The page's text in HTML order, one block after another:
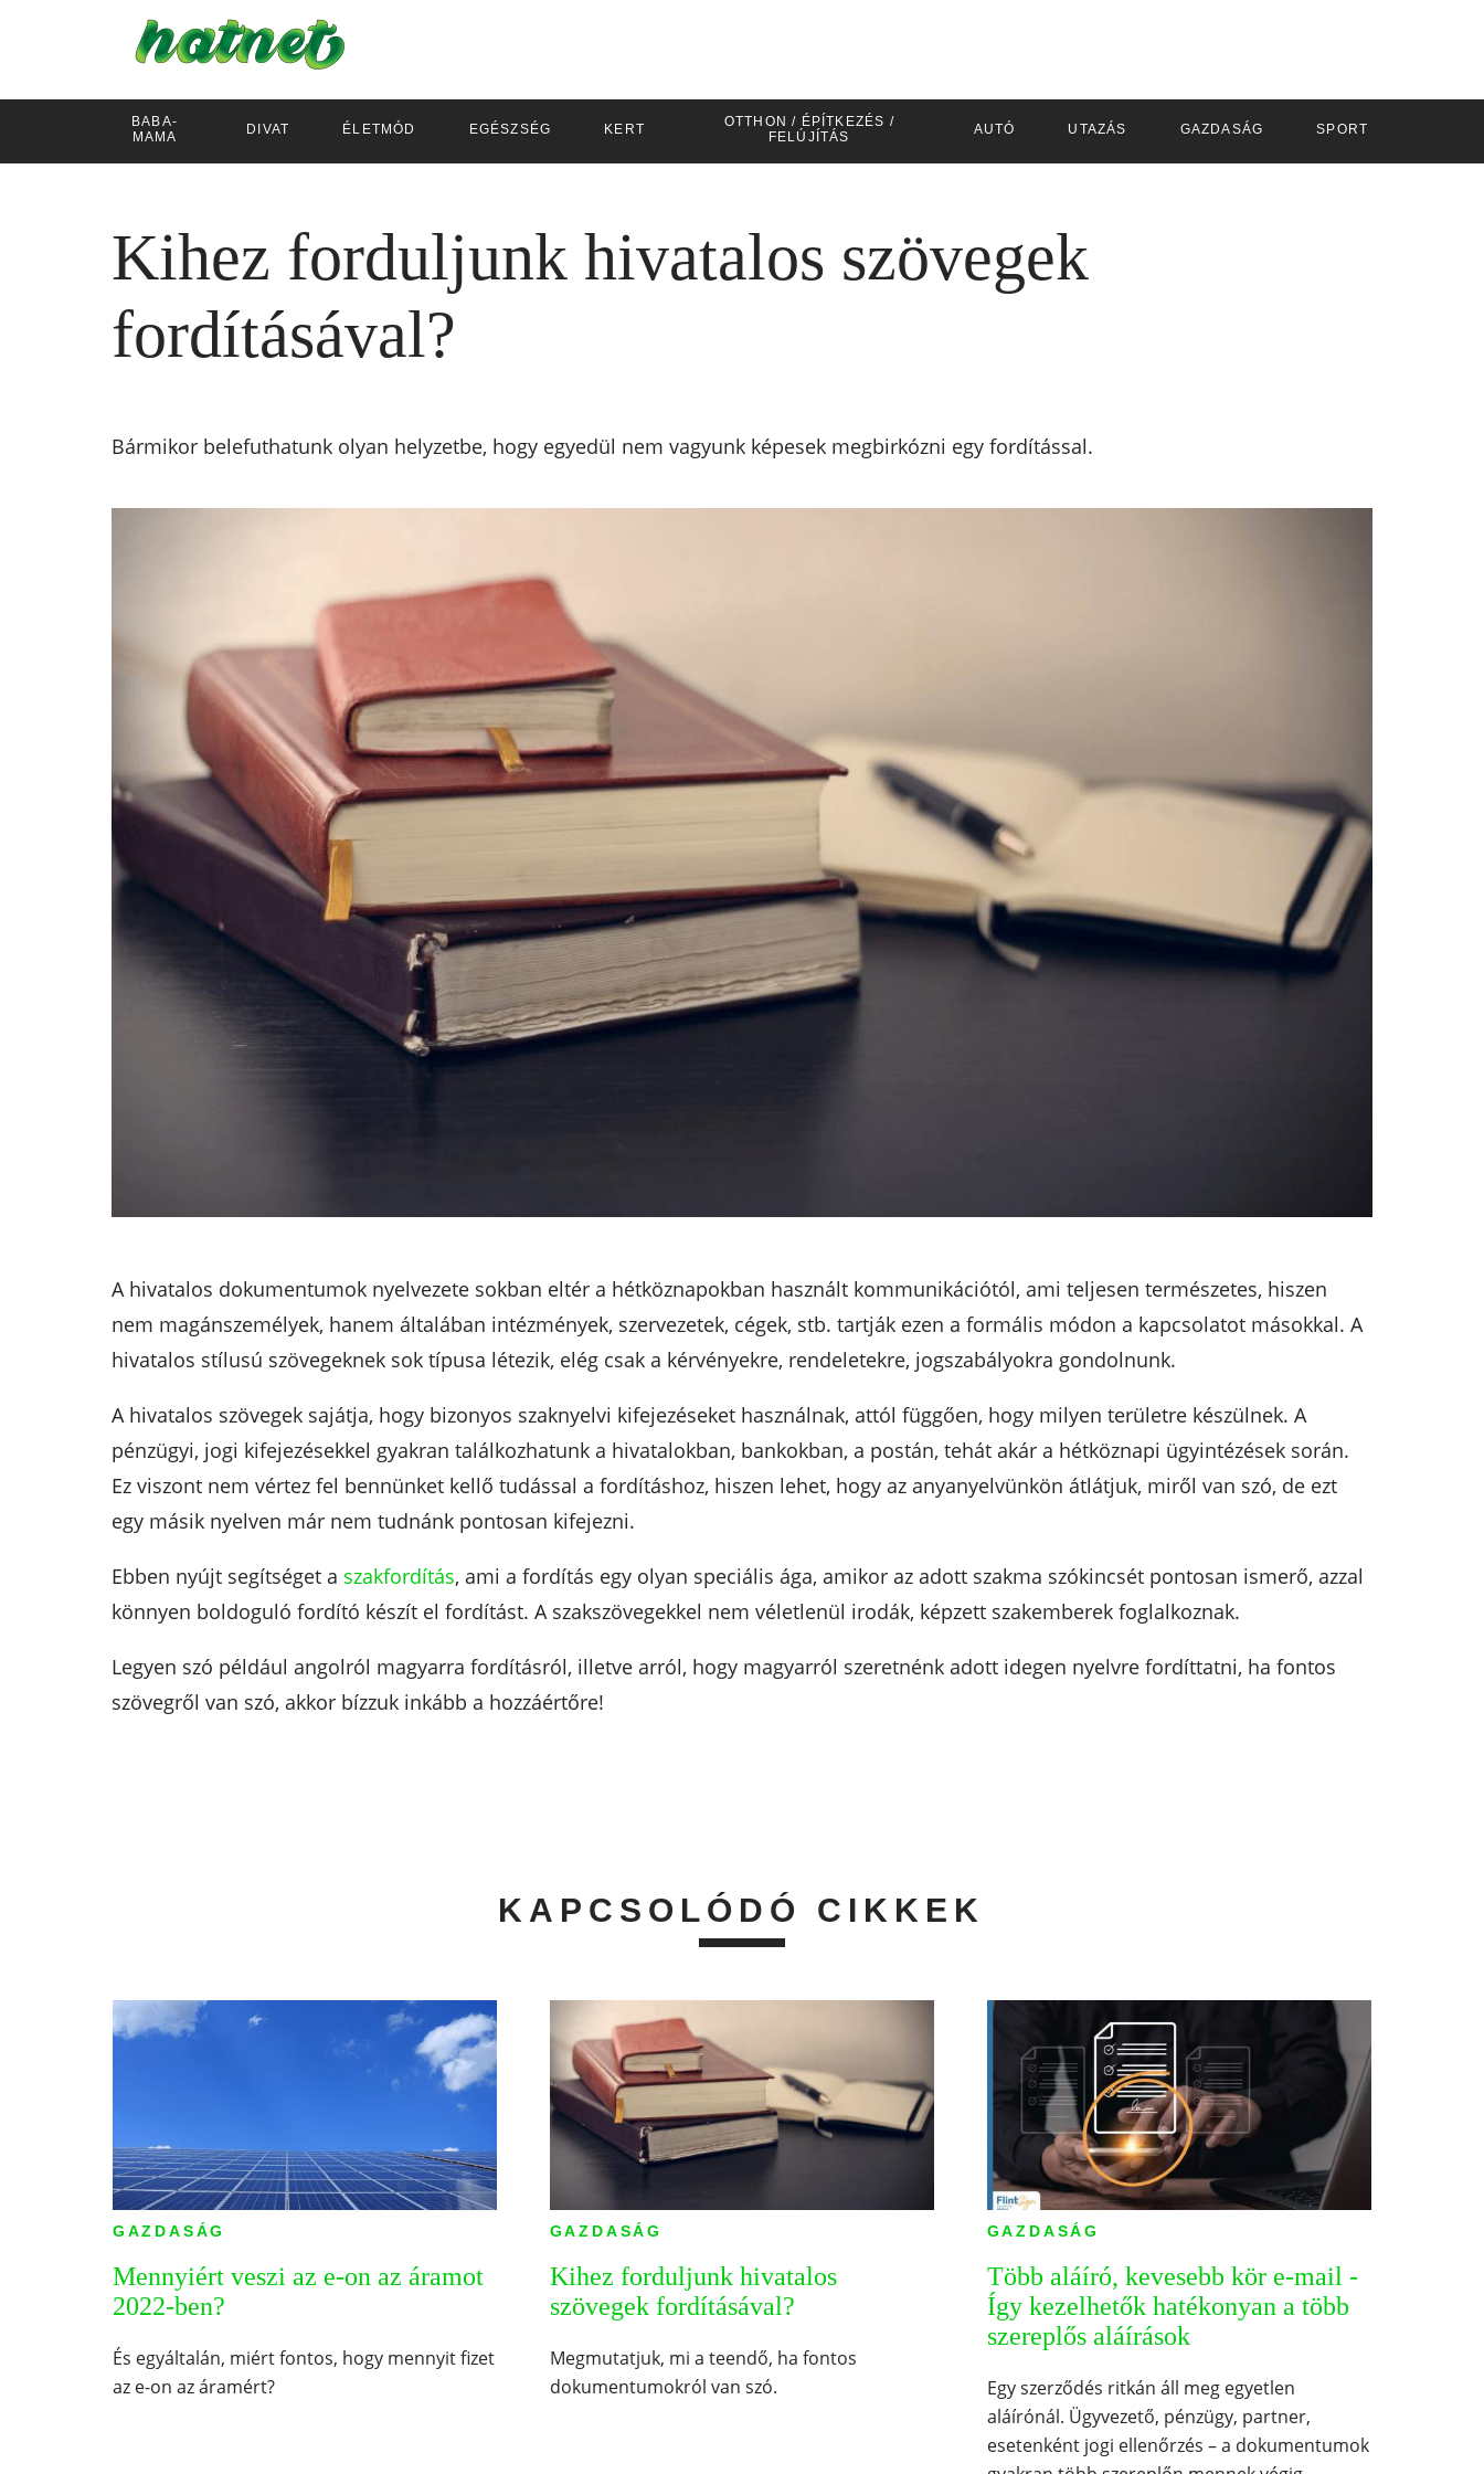
BABA-
MAMA
DIVAT ÉLETMÓD EGÉSZSÉG KERT
OTTHON / ÉPÍTKEZÉS /
FELÚJÍTÁS
AUTÓ UTAZÁS GAZDASÁG SPORT
Kihez forduljunk hivatalos szövegek
fordításával?
Bármikor belefuthatunk olyan helyzetbe, hogy egyedül nem vagyunk képesek megbirkózni egy fordítással.
A hivatalos dokumentumok nyelvezete sokban eltér a hétköznapokban használt kommunikációtól, ami teljesen természetes, hiszen
nem magánszemélyek, hanem általában intézmények, szervezetek, cégek, stb. tartják ezen a formális módon a kapcsolatot másokkal. A
hivatalos stílusú szövegeknek sok típusa létezik, elég csak a kérvényekre, rendeletekre, jogszabályokra gondolnunk.
A hivatalos szövegek sajátja, hogy bizonyos szaknyelvi kifejezéseket használnak, attól függően, hogy milyen területre készülnek. A
pénzügyi, jogi kifejezésekkel gyakran találkozhatunk a hivatalokban, bankokban, a postán, tehát akár a hétköznapi ügyintézések során.
Ez viszont nem vértez fel bennünket kellő tudással a fordításhoz, hiszen lehet, hogy az anyanyelvünkön átlátjuk, miről van szó, de ezt
egy másik nyelven már nem tudnánk pontosan kifejezni.
Ebben nyújt segítséget a szakfordítás, ami a fordítás egy olyan speciális ága, amikor az adott szakma szókincsét pontosan ismerő, azzal
könnyen boldoguló fordító készít el fordítást. A szakszövegekkel nem véletlenül irodák, képzett szakemberek foglalkoznak.
Legyen szó például angolról magyarra fordításról, illetve arról, hogy magyarról szeretnénk adott idegen nyelvre fordíttatni, ha fontos
szövegről van szó, akkor bízzuk inkább a hozzáértőre!
KAPCSOLÓDÓ CIKKEK
GAZDASÁG
Mennyiért veszi az e-on az áramot
2022-ben?
És egyáltalán, miért fontos, hogy mennyit fizet
az e-on az áramért?
GAZDASÁG
Kihez forduljunk hivatalos
szövegek fordításával?
Megmutatjuk, mi a teendő, ha fontos
dokumentumokról van szó.
GAZDASÁG
Több aláíró, kevesebb kör e-mail -
Így kezelhetők hatékonyan a több
szereplős aláírások
Egy szerződés ritkán áll meg egyetlen
aláírónál. Ügyvezető, pénzügy, partner,
esetenként jogi ellenőrzés – a dokumentumok